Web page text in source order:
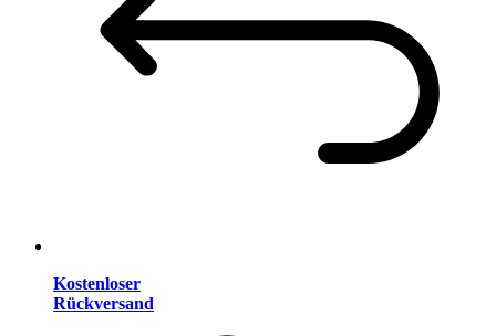
Kostenloser
Rückversand